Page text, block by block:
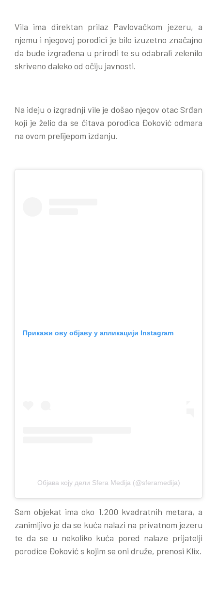
Vila ima direktan prilaz Pavlovačkom jezeru, a
njemu i njegovoj porodici je bilo izuzetno značajno
da bude izgrađena u prirodi te su odabrali zelenilo
skriveno daleko od očiju javnosti.
Na ideju o izgradnji vile je došao njegov otac Srđan
koji je želio da se čitava porodica Đoković odmara
na ovom prelijepom izdanju.
Прикажи ову објаву у апликацији Instagram
Објава коју дели Sfera Medija (@sferamedija)
Sam objekat ima oko 1.200 kvadratnih metara, a
zanimljivo je da se kuća nalazi na privatnom jezeru
te da se u nekoliko kuća pored nalaze prijatelji
porodice Đoković s kojim se oni druže, prenosi Klix.